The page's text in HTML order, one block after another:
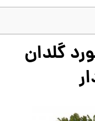
گلدان